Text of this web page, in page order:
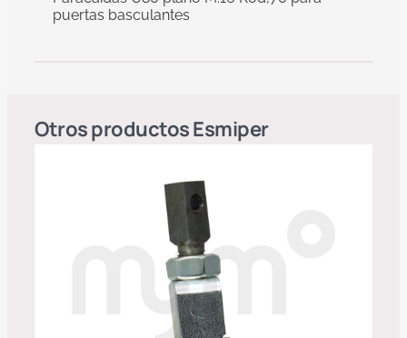
puertas basculantes
Otros productosEsmiper